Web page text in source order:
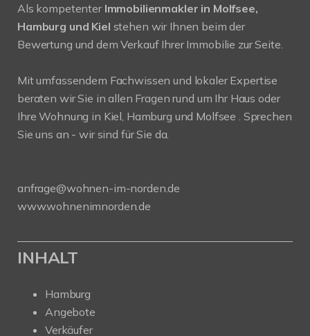
Als kompetenter Immobilienmakler in Molfsee,
Hamburg und Kiel stehen wir Ihnen beim der
Bewertung und dem Verkauf Ihrer Immobilie zur Seite.
Mit umfassendem Fachwissen und lokaler Expertise
beraten wir Sie in allen Fragen rund um Ihr Haus oder
Ihre Wohnung in Kiel, Hamburg und Molfsee . Sprechen
Sie uns an - wir sind für Sie da.
anfrage@wohnen-im-norden.de
www.wohnenimnorden.de
INHALT
Hamburg
Angebote
Verkäufer